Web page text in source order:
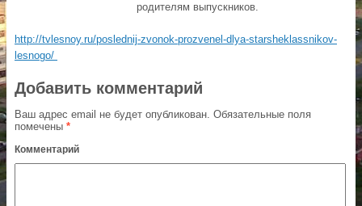
родителям выпускников.
http://tvlesnoy.ru/poslednij-zvonok-prozvenel-dlya-starsheklassnikov-
lesnogo/
Добавить комментарий
Ваш адрес email не будет опубликован. Обязательные поля
помечены *
Комментарий